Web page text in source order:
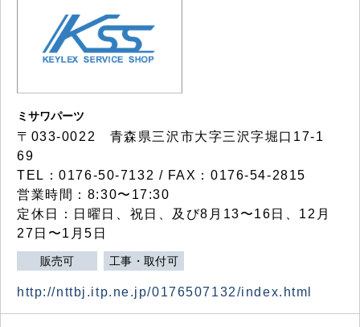
ミサワパーツ
〒033-0022 青森県三沢市大字三沢字堀口17-1
69
TEL：0176-50-7132 / FAX：0176-54-2815
営業時間：8:30〜17:30
定休日：日曜日、祝日、及び8月13〜16日、12月
27日〜1月5日
販売可 工事・取付可
http://nttbj.itp.ne.jp/0176507132/index.html